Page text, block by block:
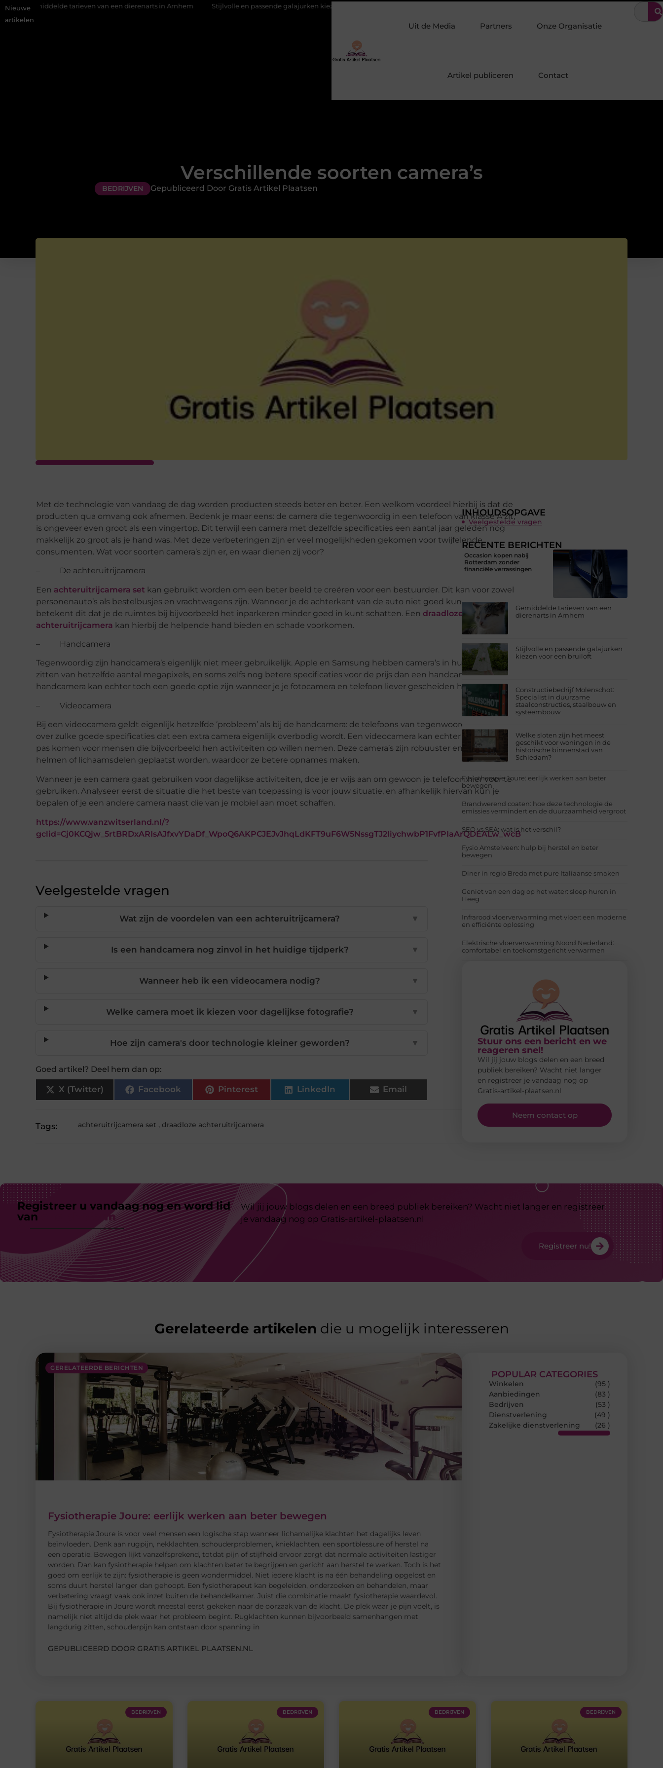
Nieuwe
artikelen
tarieven van een dierenarts in Arnhem Stijlvolle en passende galajurken kiezen voor een bruiloft Constructiebedrijf Molenschot: Specialist in duurzame staalconstructies, staalbouw en
Uit de Media Partners Onze Organisatie
Artikel publiceren Contact
Verschillende soorten camera’s
BEDRIJVEN Gepubliceerd Door Gratis Artikel Plaatsen
Met de technologie van vandaag de dag worden producten steeds beter en beter. Een welkom voordeel hierbij is dat de
producten qua omvang ook afnemen. Bedenk je maar eens: de camera die tegenwoordig in een telefoon van klasse A zit,
is ongeveer even groot als een vingertop. Dit terwijl een camera met dezelfde specificaties een aantal jaar geleden nog
makkelijk zo groot als je hand was. Met deze verbeteringen zijn er veel mogelijkheden gekomen voor twijfelende
consumenten. Wat voor soorten camera’s zijn er, en waar dienen zij voor?
– De achteruitrijcamera
Een achteruitrijcamera set kan gebruikt worden om een beter beeld te creëren voor een bestuurder. Dit kan voor zowel
personenauto’s als bestelbusjes en vrachtwagens zijn. Wanneer je de achterkant van de auto niet goed kunt zien,
betekent dit dat je de ruimtes bij bijvoorbeeld het inparkeren minder goed in kunt schatten. Een draadloze
achteruitrijcamera kan hierbij de helpende hand bieden en schade voorkomen.
– Handcamera
Tegenwoordig zijn handcamera’s eigenlijk niet meer gebruikelijk. Apple en Samsung hebben camera’s in hun telefoons
zitten van hetzelfde aantal megapixels, en soms zelfs nog betere specificaties voor de prijs dan een handcamera. Een
handcamera kan echter toch een goede optie zijn wanneer je je fotocamera en telefoon liever gescheiden houd.
– Videocamera
Bij een videocamera geldt eigenlijk hetzelfde ‘probleem’ als bij de handcamera: de telefoons van tegenwoordig bezitten
over zulke goede specificaties dat een extra camera eigenlijk overbodig wordt. Een videocamera kan echter nog wel van
pas komen voor mensen die bijvoorbeeld hen activiteiten op willen nemen. Deze camera’s zijn robuuster en kunnen op
helmen of lichaamsdelen geplaatst worden, waardoor ze betere opnames maken.
Wanneer je een camera gaat gebruiken voor dagelijkse activiteiten, doe je er wijs aan om gewoon je telefoon hier voor te
gebruiken. Analyseer eerst de situatie die het beste van toepassing is voor jouw situatie, en afhankelijk hiervan kun je
bepalen of je een andere camera naast die van je mobiel aan moet schaffen.
https://www.vanzwitserland.nl/?
gclid=Cj0KCQjw_5rtBRDxARIsAJfxvYDaDf_WpoQ6AKPCJEJvJhqLdKFT9uF6W5NssgTJ2IiychwbP1FvfPIaArQDEALw_wcB
Veelgestelde vragen
Wat zijn de voordelen van een achteruitrijcamera? ▼
Is een handcamera nog zinvol in het huidige tijdperk? ▼
Wanneer heb ik een videocamera nodig? ▼
Welke camera moet ik kiezen voor dagelijkse fotografie? ▼
Hoe zijn camera's door technologie kleiner geworden? ▼
Goed artikel? Deel hem dan op:
X (Twitter) Facebook Pinterest LinkedIn Email
Tags: achteruitrijcamera set , draadloze achteruitrijcamera
INHOUDSOPGAVE
Veelgestelde vragen
RECENTE BERICHTEN
Occasion kopen nabij
Rotterdam zonder
financiële verrassingen
Gemiddelde tarieven van een
dierenarts in Arnhem
Stijlvolle en passende galajurken
kiezen voor een bruiloft
Constructiebedrijf Molenschot:
Specialist in duurzame
staalconstructies, staalbouw en
systeembouw
Welke sloten zijn het meest
geschikt voor woningen in de
historische binnenstad van
Schiedam?
Fysiotherapie Joure: eerlijk werken aan beter
bewegen
Brandwerend coaten: hoe deze technologie de
emissies vermindert en de duurzaamheid vergroot
SEO vs SEA: wat is het verschil?
Fysio Amstelveen: hulp bij herstel en beter
bewegen
Diner in regio Breda met pure Italiaanse smaken
Geniet van een dag op het water: sloep huren in
Heeg
Infrarood vloerverwarming met vloer: een moderne
en efficiënte oplossing
Elektrische vloerverwarming Noord Nederland:
comfortabel en toekomstgericht verwarmen
Stuur ons een bericht en we
reageren snel!
Wil jij jouw blogs delen en een breed
publiek bereiken? Wacht niet langer
en registreer je vandaag nog op
Gratis-artikel-plaatsen.nl
Neem contact op
Registreer u vandaag nog en word lid
van
ons platform
Wil jij jouw blogs delen en een breed publiek bereiken? Wacht niet langer en registreer
je vandaag nog op Gratis-artikel-plaatsen.nl
Registreer nu!
Gerelateerde artikelen die u mogelijk interesseren
GERELATEERDE BERICHTEN
Fysiotherapie Joure: eerlijk werken aan beter bewegen
Fysiotherapie Joure is voor veel mensen een logische stap wanneer lichamelijke klachten het dagelijks leven
beïnvloeden. Denk aan rugpijn, nekklachten, schouderproblemen, knieklachten, een sportblessure of herstel na
een operatie. Bewegen lijkt vanzelfsprekend, totdat pijn of stijfheid ervoor zorgt dat normale activiteiten lastiger
worden. Dan kan fysiotherapie helpen om klachten beter te begrijpen en gericht aan herstel te werken. Toch is het
goed om eerlijk te zijn: fysiotherapie is geen wondermiddel. Niet iedere klacht is na één behandeling opgelost en
soms duurt herstel langer dan gehoopt. Een fysiotherapeut kan begeleiden, onderzoeken en behandelen, maar
verbetering vraagt vaak ook inzet buiten de behandelkamer. Juist die combinatie maakt fysiotherapie waardevol.
Bij fysiotherapie in Joure wordt meestal eerst gekeken naar de oorzaak van de klacht. De plek waar je pijn voelt, is
namelijk niet altijd de plek waar het probleem begint. Rugklachten kunnen bijvoorbeeld samenhangen met
langdurig zitten, schouderpijn kan ontstaan door spanning in
GEPUBLICEERD DOOR GRATIS ARTIKEL PLAATSEN.NL
POPULAR CATEGORIES
Winkelen
(95 )
Aanbiedingen
(83 )
Bedrijven
(53 )
Dienstverlening
(49 )
Zakelijke dienstverlening
(26 )
BEDRIJVEN BEDRIJVEN BEDRIJVEN BEDRIJVEN